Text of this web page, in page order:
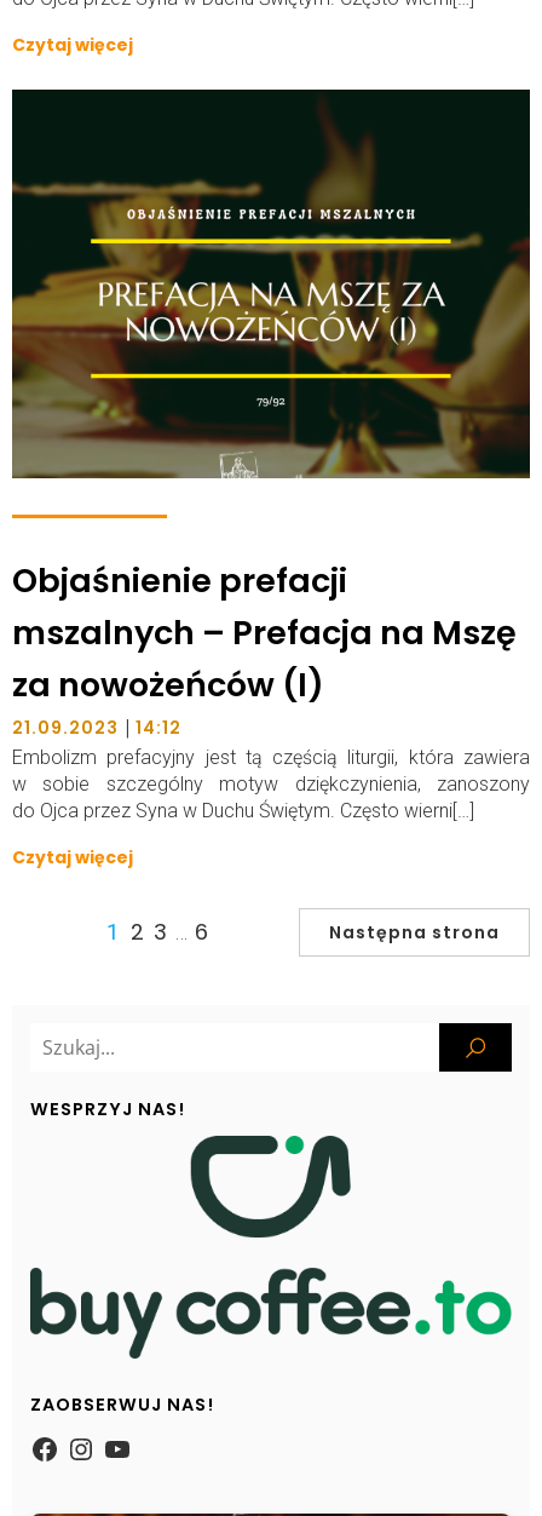
Czytaj więcej
Objaśnienie prefacji
mszalnych – Prefacja na Mszę
za nowożeńców (I)
21.09.2023 | 14:12
Embolizm prefacyjny jest tą częścią liturgii, która zawiera
w sobie szczególny motyw dziękczynienia, zanoszony
do Ojca przez Syna w Duchu Świętym. Często wierni[…]
Czytaj więcej
1 2 3 6 Następna strona
WESPRZYJ NAS!
ZAOBSERWUJ NAS!
https://www.facebook.com/
Instagram
YouTube